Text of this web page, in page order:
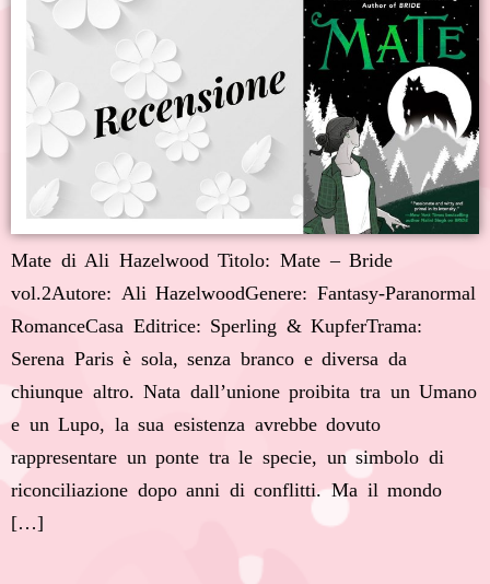
Mate di Ali Hazelwood Titolo: Mate – Bride
vol.2Autore: Ali HazelwoodGenere: Fantasy-Paranormal
RomanceCasa Editrice: Sperling & KupferTrama:
Serena Paris è sola, senza branco e diversa da
chiunque altro. Nata dall’unione proibita tra un Umano
e un Lupo, la sua esistenza avrebbe dovuto
rappresentare un ponte tra le specie, un simbolo di
riconciliazione dopo anni di conflitti. Ma il mondo
[…]